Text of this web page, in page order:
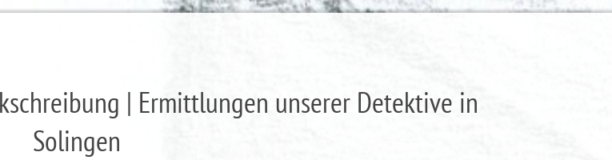
| Ermittlungen unserer Detektive in
Solingen